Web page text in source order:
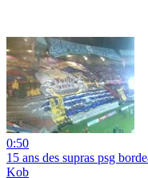
0:50
15 ans des supras psg
Kob